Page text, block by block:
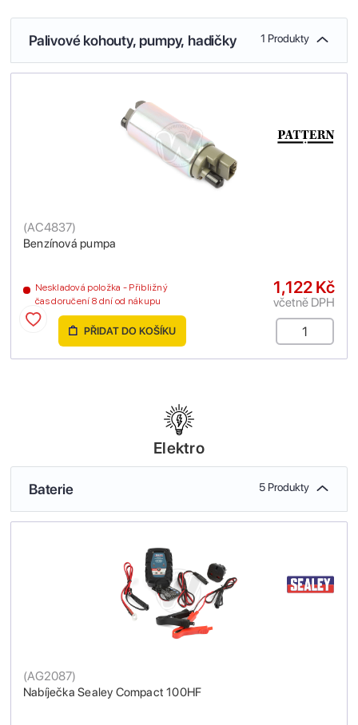
Palivové kohouty, pumpy, hadičky 1 Produkty
Benzínová pumpa
(AC4837)
Neskladová položka - Přibližný
čas doručení 8 dní od nákupu
1,122 Kč
včetně DPH
PŘIDAT DO KOŠÍKU
Elektro
Baterie 5 Produkty
Nabíječka Sealey Compact 100HF
(AG2087)